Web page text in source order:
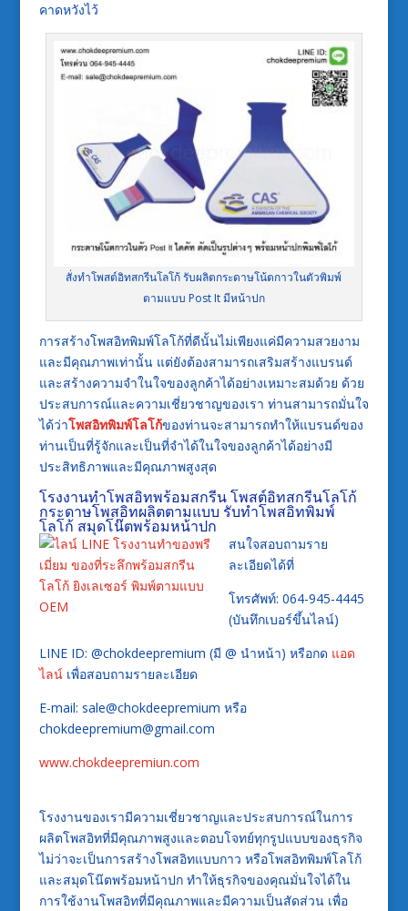
คาดหวังไว้
สั่งทำโพสต์อิทสกรีนโลโก้ รับผลิตกระดาษโน้ตกาวในตัวพิมพ์
ตามแบบ Post It มีหน้าปก
การสร้างโพสอิทพิมพ์โลโก้ที่ดีนั้นไม่เพียงแค่มีความสวยงาม
และมีคุณภาพเท่านั้น แต่ยังต้องสามารถเสริมสร้างแบรนด์
และสร้างความจำในใจของลูกค้าได้อย่างเหมาะสมด้วย ด้วย
ประสบการณ์และความเชี่ยวชาญของเรา ท่านสามารถมั่นใจ
ได้ว่าโพสอิทพิมพ์โลโก้ของท่านจะสามารถทำให้แบรนด์ของ
ท่านเป็นที่รู้จักและเป็นที่จำได้ในใจของลูกค้าได้อย่างมี
ประสิทธิภาพและมีคุณภาพสูงสุด
โรงงานทำโพสอิทพร้อมสกรีน โพสต์อิทสกรีนโลโก้
กระดาษโพสอิทผลิตตามแบบ รับทำโพสอิทพิมพ์
โลโก้ สมุดโน๊ตพร้อมหน้าปก
สนใจสอบถามราย
ละเอียดได้ที่
โทรศัพท์: 064-945-4445
(บันทึกเบอร์ขึ้นไลน์)
LINE ID: @chokdeepremium (มี @ นำหน้า) หรือกด แอด
ไลน์เพื่อสอบถามรายละเอียด
E-mail: sale@chokdeepremium หรือ
chokdeepremium@gmail.com
www.chokdeepremiun.com
โรงงานของเรามีความเชี่ยวชาญและประสบการณ์ในการ
ผลิตโพสอิทที่มีคุณภาพสูงและตอบโจทย์ทุกรูปแบบของธุรกิจ
ไม่ว่าจะเป็นการสร้างโพสอิทแบบกาว หรือโพสอิทพิมพ์โลโก้
และสมุดโน๊ตพร้อมหน้าปก ทำให้ธุรกิจของคุณมั่นใจได้ใน
การใช้งานโพสอิทที่มีคุณภาพและมีความเป็นสัดส่วน เพื่อ